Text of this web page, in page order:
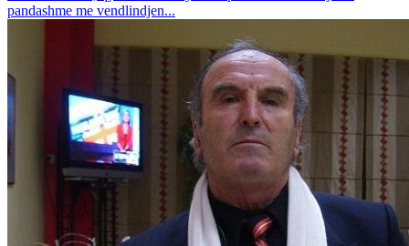
pandashme me vendlindjen...